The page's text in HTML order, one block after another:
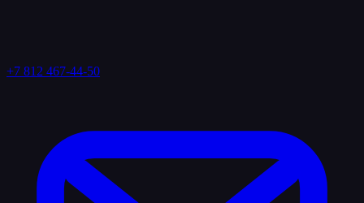
+7 812 467-44-50